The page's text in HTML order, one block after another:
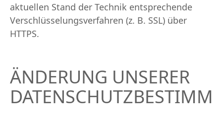
aktuellen Stand der Technik entsprechende
Verschlüsselungsverfahren (z. B. SSL) über
HTTPS.
ÄNDERUNG UNSERER